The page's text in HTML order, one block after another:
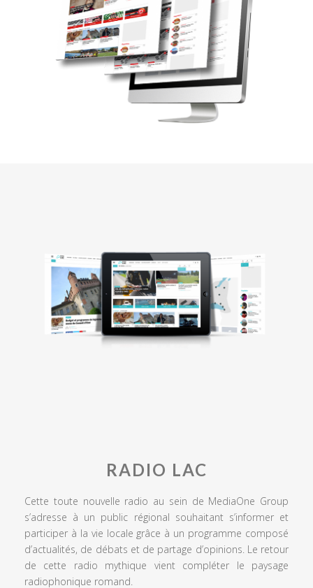
RADIO LAC
Cette toute nouvelle radio au sein de MediaOne Group
s’adresse à un public régional souhaitant s’informer et
participer à la vie locale grâce à un programme composé
d’actualités, de débats et de partage d’opinions. Le retour
de cette radio mythique vient compléter le paysage
radiophonique romand.